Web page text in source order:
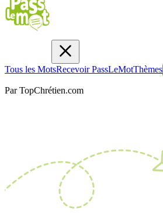
Tous les MotsRecevoir PassLeMotThèmes
Par TopChrétien.com